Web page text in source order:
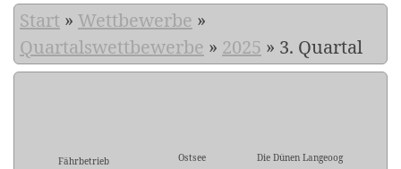
Start » Wettbewerbe »
Quartalswettbewerbe » 2025 » 3. Quartal
Fährbetrieb Ostsee Die Dünen Langeoog